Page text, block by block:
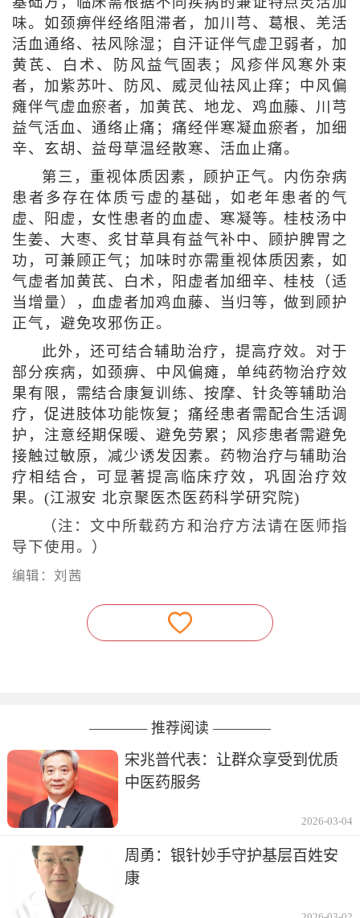
味。如颈痹伴经络阻滞者，加川芎、葛根、羌活
活血通络、祛风除湿；自汗证伴气虚卫弱者，加
黄芪、白术、防风益气固表；风疹伴风寒外束
者，加紫苏叶、防风、威灵仙祛风止痒；中风偏
瘫伴气虚血瘀者，加黄芪、地龙、鸡血藤、川芎
益气活血、通络止痛；痛经伴寒凝血瘀者，加细
辛、玄胡、益母草温经散寒、活血止痛。
第三，重视体质因素，顾护正气。内伤杂病
患者多存在体质亏虚的基础，如老年患者的气
虚、阳虚，女性患者的血虚、寒凝等。桂枝汤中
生姜、大枣、炙甘草具有益气补中、顾护脾胃之
功，可兼顾正气；加味时亦需重视体质因素，如
气虚者加黄芪、白术，阳虚者加细辛、桂枝（适
当增量），血虚者加鸡血藤、当归等，做到顾护
正气，避免攻邪伤正。
此外，还可结合辅助治疗，提高疗效。对于
部分疾病，如颈痹、中风偏瘫，单纯药物治疗效
果有限，需结合康复训练、按摩、针灸等辅助治
疗，促进肢体功能恢复；痛经患者需配合生活调
护，注意经期保暖、避免劳累；风疹患者需避免
接触过敏原，减少诱发因素。药物治疗与辅助治
疗相结合，可显著提高临床疗效，巩固治疗效
果。(江淑安 北京聚医杰医药科学研究院)
（注：文中所载药方和治疗方法请在医师指
导下使用。）
编辑：刘茜
———— 推荐阅读 ————
宋兆普代表：让群众享受到优质
中医药服务
2026-03-04
周勇：银针妙手守护基层百姓安
康